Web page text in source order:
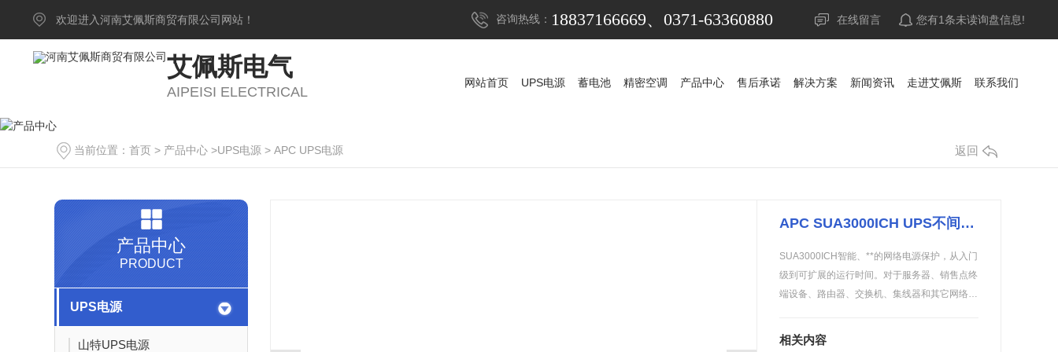
欢迎进入河南艾佩斯商贸有限公司网站！ 咨询热线： 18837166669、0371-63360880 在线留言 您有1条未读询盘信息!
艾佩斯电气
AIPEISI ELECTRICAL
网站首页
网站首页
UPS电源
UPS电源
蓄电池
蓄电池
精密空调
精密空调
产品中心
产品中心
APC UPS电源
施耐德UPS电源
维谛艾默生UPS电源
华为UPS电源
赛能蓄电池
耐力赛蓄电池
阿里山蓄电池
维谛艾默生蓄电池
维谛艾默生精密空调
售后承诺
售后承诺
解决方案
解决方案
新闻资讯
新闻资讯
时事聚焦
其他
走进艾佩斯
走进艾佩斯
联系我们
联系我们
当前位置： 首页 > 产品中心 >UPS电源 > APC UPS电源 返回
产品中心
PRODUCT
UPS电源
山特UPS电源
APC SUA3000ICH UPS不间断电源
SUA3000ICH智能、**的网络电源保护，从入门
级到可扩展的运行时间。对于服务器、销售点终
端设备、路由器、交换机、集线器和其它网络…
相关内容